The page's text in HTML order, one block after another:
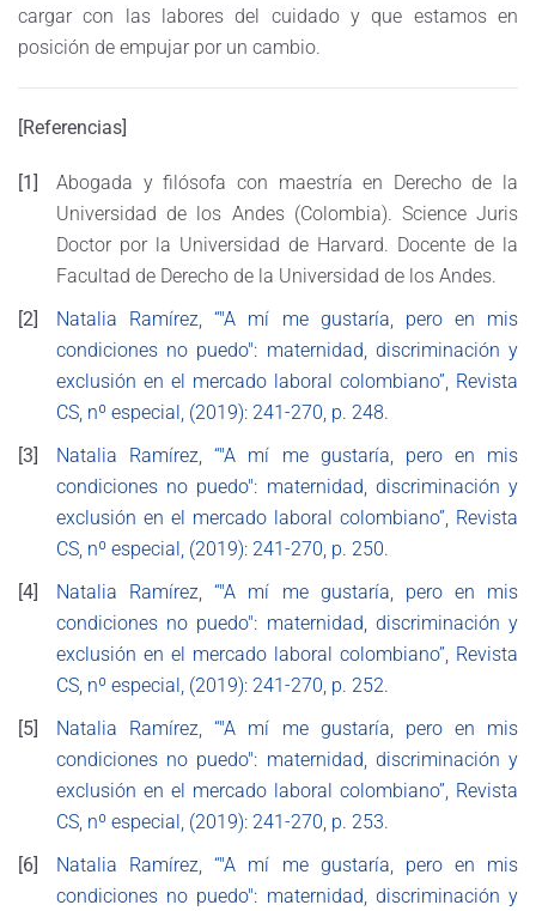
cargar con las labores del cuidado y que estamos en
posición de empujar por un cambio.
[Referencias]
[1]
Abogada y filósofa con maestría en Derecho de la
Universidad de los Andes (Colombia). Science Juris
Doctor por la Universidad de Harvard. Docente de la
Facultad de Derecho de la Universidad de los Andes.
[2]
Natalia Ramírez, “"A mí me gustaría, pero en mis
condiciones no puedo": maternidad, discriminación y
exclusión en el mercado laboral colombiano”, Revista
CS, nº especial, (2019): 241-270, p. 248.
[3]
Natalia Ramírez, “"A mí me gustaría, pero en mis
condiciones no puedo": maternidad, discriminación y
exclusión en el mercado laboral colombiano”, Revista
CS, nº especial, (2019): 241-270, p. 250.
[4]
Natalia Ramírez, “"A mí me gustaría, pero en mis
condiciones no puedo": maternidad, discriminación y
exclusión en el mercado laboral colombiano”, Revista
CS, nº especial, (2019): 241-270, p. 252.
[5]
Natalia Ramírez, “"A mí me gustaría, pero en mis
condiciones no puedo": maternidad, discriminación y
exclusión en el mercado laboral colombiano”, Revista
CS, nº especial, (2019): 241-270, p. 253.
[6]
Natalia Ramírez, “"A mí me gustaría, pero en mis
condiciones no puedo": maternidad, discriminación y